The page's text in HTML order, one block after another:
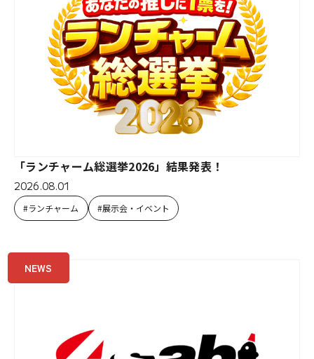
「ランチャーム総選挙2026」結果発表！
2026.08.01
ランチャーム 展示会・イベント
NEWS